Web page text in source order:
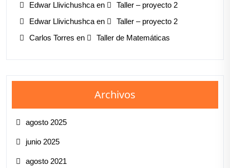
Edwar Llivichushca en
Taller – proyecto 2
Edwar Llivichushca en
Taller – proyecto 2
Carlos Torres en Taller de Matemáticas
Archivos
agosto 2025
junio 2025
agosto 2021